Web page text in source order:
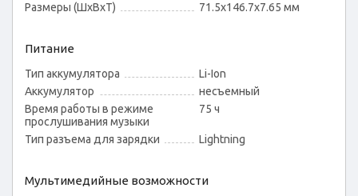
Размеры (ШxВxТ)
71.5x146.7x7.65 мм
Питание
Тип аккумулятора
Li-Ion
Аккумулятор
несъемный
Время работы в режиме
прослушивания музыки
75 ч
Тип разъема для зарядки Lightning
Мультимедийные возможности